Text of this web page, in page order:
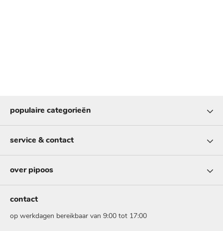
contact
op werkdagen bereikbaar van 9:00 tot 17:00
populaire categorieën
service & contact
over pipoos